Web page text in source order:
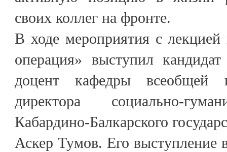
своих коллег на фронте.
В ходе мероприятия с
операция» выступил
доцент кафедры всеобщей
директора социально-
Кабардино-Балкарского
Аскер Тумов. Его выступление